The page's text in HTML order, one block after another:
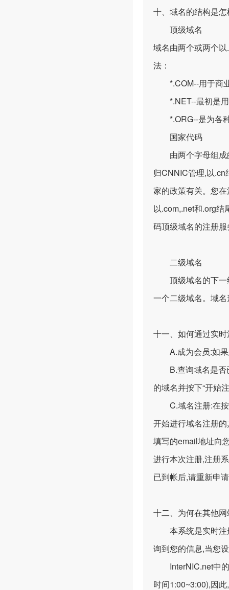
十、域名的结构是
顶级域名
域名由两个或两个
法：
*.COM--用于商业
*.NET--最初是用
*.ORG--是为各种
国家代码
由两个字母组成
归CNNIC管理,以
家的政策有关。您
以.com,.net和.org
码顶级域名的注册
二级域名
顶级域名的下一
一个二级域名。域
十一、如何通过实
A.成为会员:如果
B.查询域名是否
的域名并按下“开始
C.域名注册:在按
开始进行域名注册
填写的email地址向
进行本次注册,注册
已到帐后,请重新申
十二、为何在其他
本系统是实时注
询到您的信息,当您
InterNIC.net中的
时间1:00~3:00),因